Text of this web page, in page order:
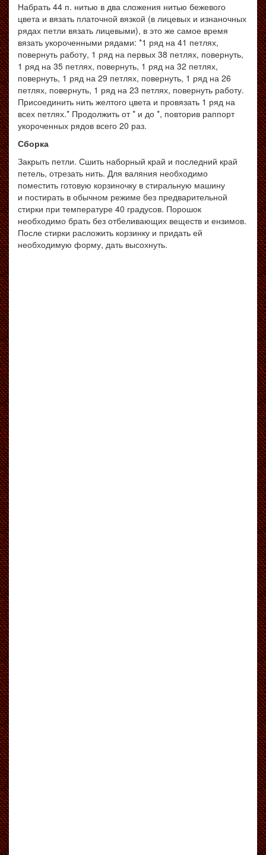
Набрать 44 п. нитью в два сложения нитью бежевого
цвета и вязать платочной вязкой (в лицевых и изнаночных
рядах петли вязать лицевыми), в это же самое время
вязать укороченными рядами: *1 ряд на 41 петлях,
повернуть работу, 1 ряд на первых 38 петлях, повернуть,
1 ряд на 35 петлях, повернуть, 1 ряд на 32 петлях,
повернуть, 1 ряд на 29 петлях, повернуть, 1 ряд на 26
петлях, повернуть, 1 ряд на 23 петлях, повернуть работу.
Присоединить нить желтого цвета и провязать 1 ряд на
всех петлях.* Продолжить от * и до *, повторив раппорт
укороченных рядов всего 20 раз.
Сборка
Закрыть петли. Сшить наборный край и последний край
петель, отрезать нить. Для валяния необходимо
поместить готовую корзиночку в стиральную машину
и постирать в обычном режиме без предварительной
стирки при температуре 40 градусов. Порошок
необходимо брать без отбеливающих веществ и ензимов.
После стирки расложить корзинку и придать ей
необходимую форму, дать высохнуть.